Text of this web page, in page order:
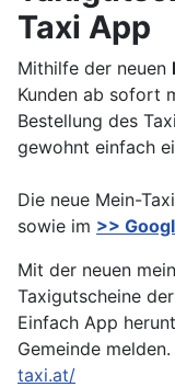
Taxi App
Mithilfe der neuen
Kunden ab sofort
Bestellung des
gewohnt einfach
Die neue Mein-
sowie im >>
Mit der neuen
Taxigutscheine
Einfach App
Gemeinde
taxi.at/